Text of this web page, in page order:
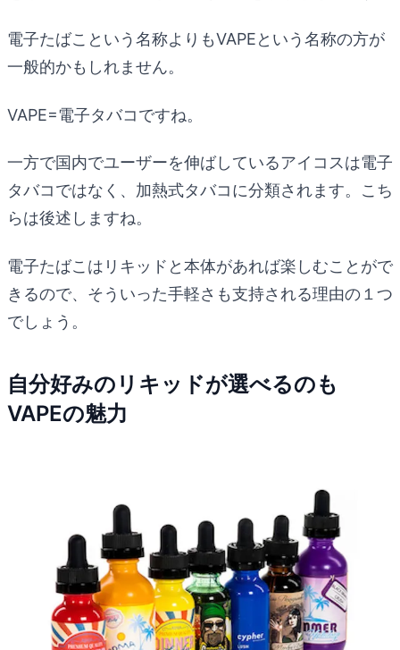
電子たばこという名称よりもVAPEという名称の方が
一般的かもしれません。
VAPE=電子タバコですね。
一方で国内でユーザーを伸ばしているアイコスは電子
タバコではなく、加熱式タバコに分類されます。こち
らは後述しますね。
電子たばこはリキッドと本体があれば楽しむことがで
きるので、そういった手軽さも支持される理由の１つ
でしょう。
自分好みのリキッドが選べるのも
VAPEの魅力